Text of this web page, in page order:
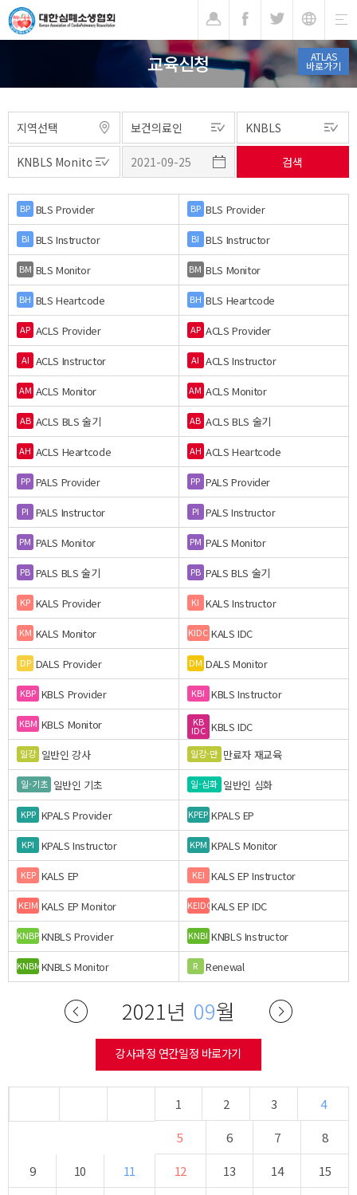
ATLAS
바로가기
교육신청
BP BLS Provider BP BLS Provider
BI BLS Instructor BI BLS Instructor
BM BLS Monitor BM BLS Monitor
BH BLS Heartcode BH BLS Heartcode
AP ACLS Provider AP ACLS Provider
AI ACLS Instructor AI ACLS Instructor
AM ACLS Monitor AM ACLS Monitor
AB ACLS BLS 술기 AB ACLS BLS 술기
AH ACLS Heartcode AH ACLS Heartcode
PP PALS Provider PP PALS Provider
PI PALS Instructor PI PALS Instructor
PM PALS Monitor PM PALS Monitor
PB PALS BLS 술기 PB PALS BLS 술기
KP KALS Provider KI KALS Instructor
KM KALS Monitor KIDC KALS IDC
DP DALS Provider DM DALS Monitor
KBP KBLS Provider KBI KBLS Instructor
KBM KBLS Monitor KB
IDC KBLS IDC
일강 일반인 강사 일강-만 만료자 재교육
일-기초 일반인 기초 일-심화 일반인 심화
KPP KPALS Provider KPEP KPALS EP
KPI KPALS Instructor KPM KPALS Monitor
KEP KALS EP KEI KALS EP Instructor
KEIM KALS EP Monitor KEIDCKALS EP IDC
KNBPKNBLS Provider KNBI KNBLS Instructor
KNBMKNBLS Monitor R Renewal
2021년 09월
강사과정 연간일정 바로가기
1 2 3
4
5
6 7
8
9
10 11 12 13 14
15